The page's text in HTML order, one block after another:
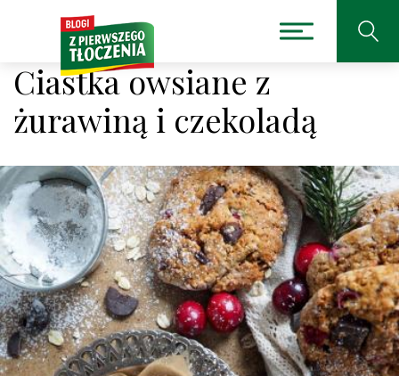
Ciastka owsiane z
żurawiną i czekoladą